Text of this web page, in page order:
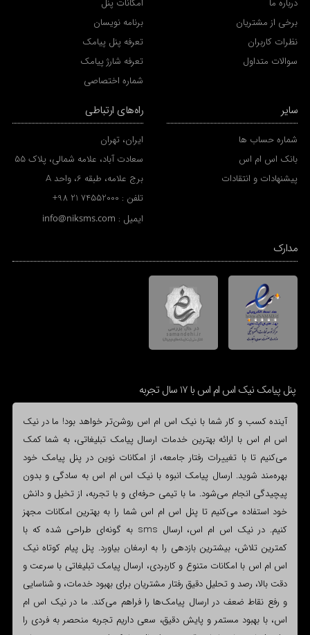
درباره ما
برخی از مشتریان
نظرات کاربران
سوالات متداول
امکانات پنل
برنامه نویسان
تعرفه پنل پیامک
تعرفه شارژ پیامک
شماره اختصاصی
سایر
شماره حساب ها
بانک اس ام اس
پیشنهادات و انتقادات
راه‌های ارتباطی
ایران، تهران
سعادت آباد، علامه شمالی، پلاک 55
برج علامه، طبقه 6، واحد A
تلفن : +98 21 74552000
ایمیل : info@niksms.com
مدارک
پنل پیامک نیک اس ام اس با 17 سال تجربه
آینده کسب و کار شما با نیک اس ام اس روشن‌تر خواهد بود! ما در نیک
اس ام اس با ارائه بهترین خدمات ارسال پیامک تبلیغاتی، به شما کمک
می‌کنیم تا با تغییرات رفتار جامعه، از امکانات نوین در پنل پیامک خود
بهره‌مند شوید. ارسال پیامک انبوه با نیک اس ام اس به سادگی و بدون
پیچیدگی انجام می‌شود. ما با تیمی حرفه‌ای و با تجربه، از تخیل و دانش
خود استفاده می‌کنیم تا پنل اس ام اس شما را به بهترین امکانات مجهز
کنیم. در نیک اس ام اس، ارسال sms به گونه‌ای طراحی شده که با
کمترین تلاش، بیشترین بازدهی را به ارمغان بیاورد. پنل پیام کوتاه نیک
اس ام اس با امکانات متنوع و کاربردی، ارسال پیامک تبلیغاتی با سرعت و
دقت بالا، رصد و تحلیل دقیق رفتار مشتریان برای بهبود خدمات، و شناسایی
و رفع نقاط ضعف در ارسال پیامک‌ها را فراهم می‌کند. ما در نیک اس ام
اس، با بهبود مستمر و پایش دقیق، سعی داریم تجربه منحصر به فردی را